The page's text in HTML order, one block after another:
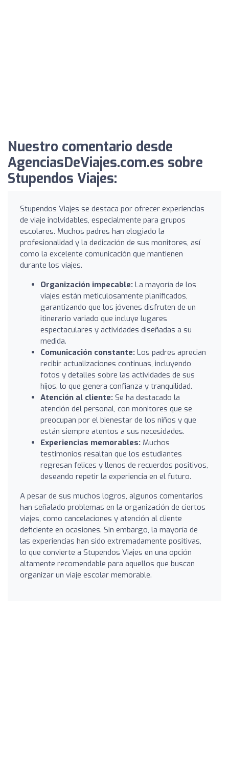
Nuestro comentario desde
AgenciasDeViajes.com.es sobre
Stupendos Viajes:
Stupendos Viajes se destaca por ofrecer experiencias
de viaje inolvidables, especialmente para grupos
escolares. Muchos padres han elogiado la
profesionalidad y la dedicación de sus monitores, así
como la excelente comunicación que mantienen
durante los viajes.
Organización impecable: La mayoría de los
viajes están meticulosamente planificados,
garantizando que los jóvenes disfruten de un
itinerario variado que incluye lugares
espectaculares y actividades diseñadas a su
medida.
Comunicación constante: Los padres aprecian
recibir actualizaciones continuas, incluyendo
fotos y detalles sobre las actividades de sus
hijos, lo que genera confianza y tranquilidad.
Atención al cliente: Se ha destacado la
atención del personal, con monitores que se
preocupan por el bienestar de los niños y que
están siempre atentos a sus necesidades.
Experiencias memorables: Muchos
testimonios resaltan que los estudiantes
regresan felices y llenos de recuerdos positivos,
deseando repetir la experiencia en el futuro.
A pesar de sus muchos logros, algunos comentarios
han señalado problemas en la organización de ciertos
viajes, como cancelaciones y atención al cliente
deficiente en ocasiones. Sin embargo, la mayoría de
las experiencias han sido extremadamente positivas,
lo que convierte a Stupendos Viajes en una opción
altamente recomendable para aquellos que buscan
organizar un viaje escolar memorable.